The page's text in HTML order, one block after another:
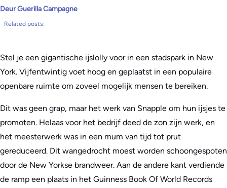
Deur Guerilla Campagne
Related posts:
Stel je een gigantische ijslolly voor in een stadspark in New
York. Vijfentwintig voet hoog en geplaatst in een populaire
openbare ruimte om zoveel mogelijk mensen te bereiken.
Dit was geen grap, maar het werk van Snapple om hun ijsjes te
promoten. Helaas voor het bedrijf deed de zon zijn werk, en
het meesterwerk was in een mum van tijd tot prut
gereduceerd. Dit wangedrocht moest worden schoongespoten
door de New Yorkse brandweer. Aan de andere kant verdiende
de ramp een plaats in het Guinness Book Of World Records